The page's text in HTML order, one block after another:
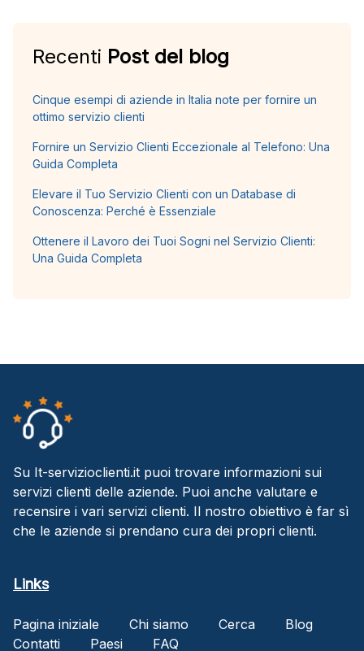
Recenti Post del blog
Cinque esempi di aziende in Italia note per fornire un
ottimo servizio clienti
Fornire un Servizio Clienti Eccezionale al Telefono: Una
Guida Completa
Elevare il Tuo Servizio Clienti con un Database di
Conoscenza: Perché è Essenziale
Ottenere il Lavoro dei Tuoi Sogni nel Servizio Clienti:
Una Guida Completa
Su It-servizioclienti.it puoi trovare informazioni sui
servizi clienti delle aziende. Puoi anche valutare e
recensire i vari servizi clienti. Il nostro obiettivo è far sì
che le aziende si prendano cura dei propri clienti.
Links
Pagina iniziale Chi siamo Cerca
Blog
Contatti
Paesi FAQ